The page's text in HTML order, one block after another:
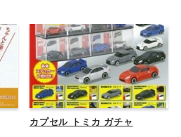
カプセル トミカ ガチャ